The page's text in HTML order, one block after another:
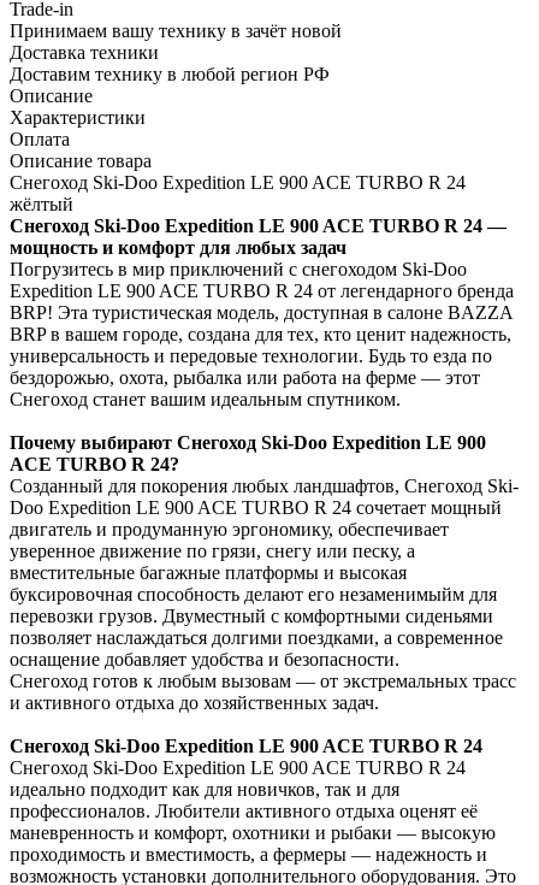
Trade-in
Принимаем вашу технику в зачёт новой
Доставка техники
Доставим технику в любой регион РФ
Описание
Характеристики
Оплата
Описание товара
Снегоход Ski-Doo Expedition LE 900 ACE TURBO R 24
жёлтый
Снегоход Ski-Doo Expedition LE 900 ACE TURBO R 24 —
мощность и комфорт для любых задач
Погрузитесь в мир приключений с снегоходом Ski-Doo
Expedition LE 900 ACE TURBO R 24 от легендарного бренда
BRP! Эта туристическая модель, доступная в салоне BAZZA
BRP в вашем городе, создана для тех, кто ценит надежность,
универсальность и передовые технологии. Будь то езда по
бездорожью, охота, рыбалка или работа на ферме — этот
Снегоход станет вашим идеальным спутником.
Почему выбирают Снегоход Ski-Doo Expedition LE 900
ACE TURBO R 24?
Созданный для покорения любых ландшафтов, Снегоход Ski-
Doo Expedition LE 900 ACE TURBO R 24 сочетает мощный
двигатель и продуманную эргономику, обеспечивает
уверенное движение по грязи, снегу или песку, а
вместительные багажные платформы и высокая
буксировочная способность делают его незаменимыйм для
перевозки грузов. Двуместный с комфортными сиденьями
позволяет наслаждаться долгими поездками, а современное
оснащение добавляет удобства и безопасности.
Снегоход готов к любым вызовам — от экстремальных трасс
и активного отдыха до хозяйственных задач.
Снегоход Ski-Doo Expedition LE 900 ACE TURBO R 24
Снегоход Ski-Doo Expedition LE 900 ACE TURBO R 24
идеально подходит как для новичков, так и для
профессионалов. Любители активного отдыха оценят её
маневренность и комфорт, охотники и рыбаки — высокую
проходимость и вместимость, а фермеры — надежность и
возможность установки дополнительного оборудования. Это